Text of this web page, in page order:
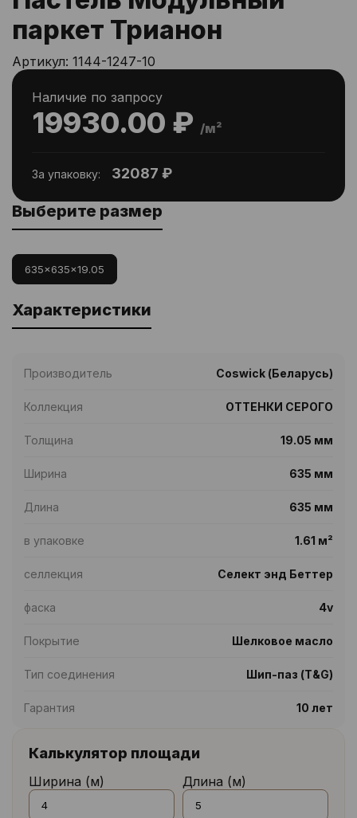
паркет Трианон
Артикул: 1144-1247-10
19930.00 ₽ /м²
Наличие по запросу
За упаковку: 32087 ₽
Выберите размер
635x635x19.05
Характеристики
Производитель Coswick (Беларусь)
Коллекция ОТТЕНКИ СЕРОГО
Толщина 19.05 мм
Ширина 635 мм
Длина 635 мм
в упаковке 1.61 м²
селлекция Селект энд Беттер
фаска 4v
Покрытие Шелковое масло
Тип соединения Шип-паз (T&G)
Гарантия 10 лет
Калькулятор площади
Ширина (м) Длина (м)